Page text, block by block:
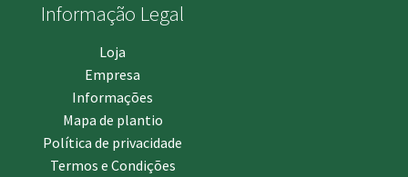
Informação Legal
Loja
Empresa
Informações
Mapa de plantio
Política de privacidade
Termos e Condições